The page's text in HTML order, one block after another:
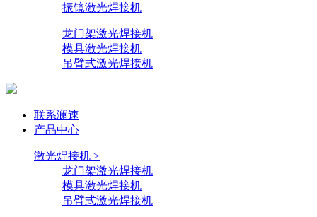
振镜激光焊接机
龙门架激光焊接机
模具激光焊接机
吊臂式激光焊接机
联系澜速
产品中心
激光焊接机 >
龙门架激光焊接机
模具激光焊接机
吊臂式激光焊接机